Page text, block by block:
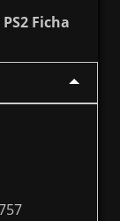
Ficha